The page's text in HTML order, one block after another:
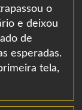
o
e deixou
de
esperadas.
tela,